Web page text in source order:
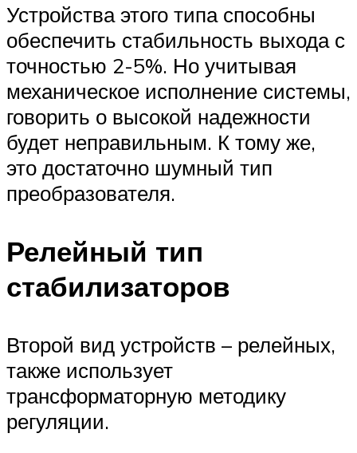
Устройства этого типа способны
обеспечить стабильность выхода с
точностью 2-5%. Но учитывая
механическое исполнение системы,
говорить о высокой надежности
будет неправильным. К тому же,
это достаточно шумный тип
преобразователя.
Релейный тип
стабилизаторов
Второй вид устройств – релейных,
также использует
трансформаторную методику
регуляции.